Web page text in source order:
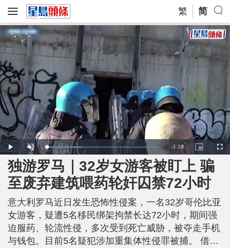
繁 简
P
l
a
y
U
n
m
u
t
e
L
o
:
3
1
3
0
R
e
m
i
-1:29
P
i
c
u
e
-
-
P
i
t
u
r
F
u
独游罗马｜32岁女游客被盯上 骗
至废弃建筑喂药轮奸囚禁72小时
意大利罗马近日发生恐怖性侵案，一名32岁哥伦比亚
女游客，疑遭5名移民绑架拘禁长达72小时，期间强
迫服药、轮流性侵，多次受到死亡威胁，被夺走手机
与钱包。目前5名疑犯涉加重集体性侵罪被捕。 借口